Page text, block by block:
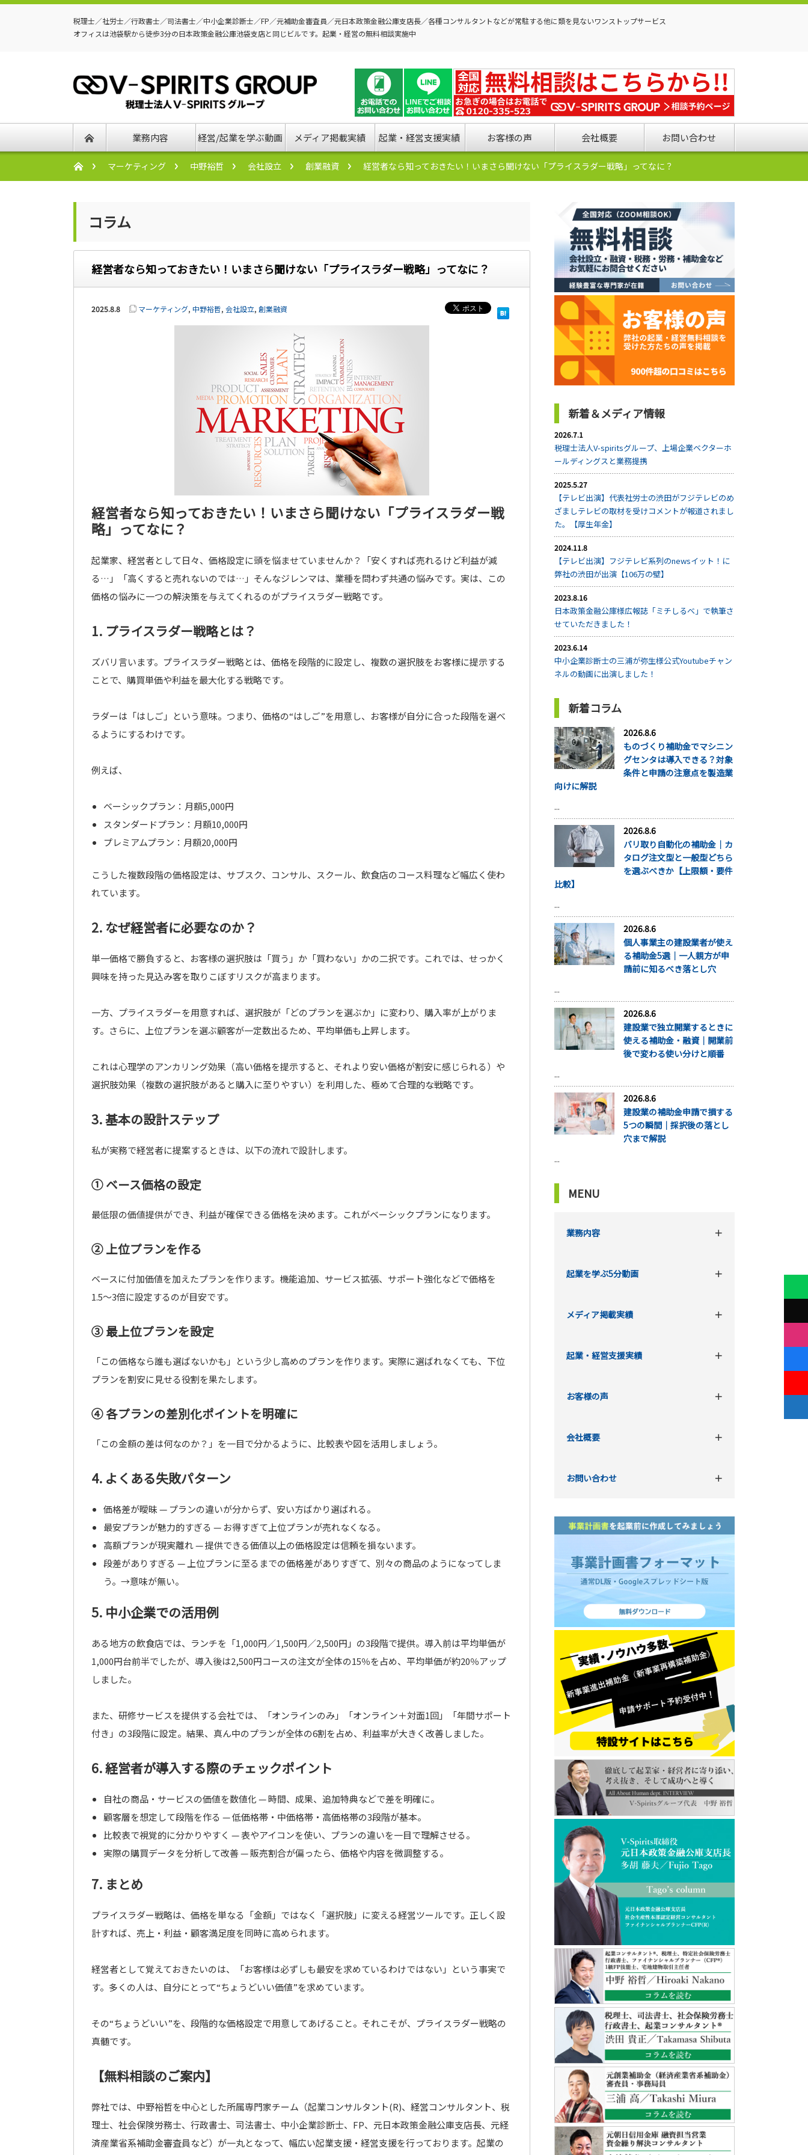
税理士／社労士／行政書士／司法書士／中小企業診断士／FP／元補助金審査員／元日本政策金融公庫支店長／各種コンサルタントなどが常駐する他に類を見ないワンストップサービス
オフィスは池袋駅から徒歩3分の日本政策金融公庫池袋支店と同じビルです。起業・経営の無料相談実施中
業務内容 経営/起業を学ぶ動画 メディア掲載実績 起業・経営支援実績 お客様の声 会社概要 お問い合わせ
マーケティング 中野裕哲 会社設立 創業融資 経営者なら知っておきたい！いまさら聞けない「プライスラダー戦略」ってなに？
コラム
経営者なら知っておきたい！いまさら聞けない「プライスラダー戦略」ってなに？
2025.8.8 マーケティング, 中野裕哲, 会社設立, 創業融資
経営者なら知っておきたい！いまさら聞けない「プライスラダー戦
略」ってなに？
起業家、経営者として日々、価格設定に頭を悩ませていませんか？「安くすれば売れるけど利益が減
る…」「高くすると売れないのでは…」そんなジレンマは、業種を問わず共通の悩みです。実は、この
価格の悩みに一つの解決策を与えてくれるのがプライスラダー戦略です。
1. プライスラダー戦略とは？
ズバリ言います。プライスラダー戦略とは、価格を段階的に設定し、複数の選択肢をお客様に提示する
ことで、購買単価や利益を最大化する戦略です。
ラダーは「はしご」という意味。つまり、価格の“はしご”を用意し、お客様が自分に合った段階を選べ
るようにするわけです。
例えば、
ベーシックプラン：月額5,000円
スタンダードプラン：月額10,000円
プレミアムプラン：月額20,000円
こうした複数段階の価格設定は、サブスク、コンサル、スクール、飲食店のコース料理など幅広く使わ
れています。
2. なぜ経営者に必要なのか？
単一価格で勝負すると、お客様の選択肢は「買う」か「買わない」かの二択です。これでは、せっかく
興味を持った見込み客を取りこぼすリスクが高まります。
一方、プライスラダーを用意すれば、選択肢が「どのプランを選ぶか」に変わり、購入率が上がりま
す。さらに、上位プランを選ぶ顧客が一定数出るため、平均単価も上昇します。
これは心理学のアンカリング効果（高い価格を提示すると、それより安い価格が割安に感じられる）や
選択肢効果（複数の選択肢があると購入に至りやすい）を利用した、極めて合理的な戦略です。
3. 基本の設計ステップ
私が実務で経営者に提案するときは、以下の流れで設計します。
① ベース価格の設定
最低限の価値提供ができ、利益が確保できる価格を決めます。これがベーシックプランになります。
② 上位プランを作る
ベースに付加価値を加えたプランを作ります。機能追加、サービス拡張、サポート強化などで価格を
1.5〜3倍に設定するのが目安です。
③ 最上位プランを設定
「この価格なら誰も選ばないかも」という少し高めのプランを作ります。実際に選ばれなくても、下位
プランを割安に見せる役割を果たします。
④ 各プランの差別化ポイントを明確に
「この金額の差は何なのか？」を一目で分かるように、比較表や図を活用しましょう。
4. よくある失敗パターン
価格差が曖昧 — プランの違いが分からず、安い方ばかり選ばれる。
最安プランが魅力的すぎる — お得すぎて上位プランが売れなくなる。
高額プランが現実離れ — 提供できる価値以上の価格設定は信頼を損ないます。
段差がありすぎる — 上位プランに至るまでの価格差がありすぎて、別々の商品のようになってしま
う。→意味が無い。
5. 中小企業での活用例
ある地方の飲食店では、ランチを「1,000円／1,500円／2,500円」の3段階で提供。導入前は平均単価が
1,000円台前半でしたが、導入後は2,500円コースの注文が全体の15％を占め、平均単価が約20％アップ
しました。
また、研修サービスを提供する会社では、「オンラインのみ」「オンライン＋対面1回」「年間サポート
付き」の3段階に設定。結果、真ん中のプランが全体の6割を占め、利益率が大きく改善しました。
6. 経営者が導入する際のチェックポイント
自社の商品・サービスの価値を数値化 — 時間、成果、追加特典などで差を明確に。
顧客層を想定して段階を作る — 低価格帯・中価格帯・高価格帯の3段階が基本。
比較表で視覚的に分かりやすく — 表やアイコンを使い、プランの違いを一目で理解させる。
実際の購買データを分析して改善 — 販売割合が偏ったら、価格や内容を微調整する。
7. まとめ
プライスラダー戦略は、価格を単なる「金額」ではなく「選択肢」に変える経営ツールです。正しく設
計すれば、売上・利益・顧客満足度を同時に高められます。
経営者として覚えておきたいのは、「お客様は必ずしも最安を求めているわけではない」という事実で
す。多くの人は、自分にとって“ちょうどいい価値”を求めています。
その“ちょうどいい”を、段階的な価格設定で用意してあげること。それこそが、プライスラダー戦略の
真髄です。
【無料相談のご案内】
弊社では、中野裕哲を中心とした所属専門家チーム（起業コンサルタント(R)、経営コンサルタント、税
理士、社会保険労務士、行政書士、司法書士、中小企業診断士、FP、元日本政策金融公庫支店長、元経
済産業省系補助金審査員など）が一丸となって、幅広い起業支援・経営支援を行っております。起業の
新着＆メディア情報
2026.7.1
税理士法人V-spiritsグループ、上場企業ベクターホ
ールディングスと業務提携
2025.5.27
【テレビ出演】代表社労士の渋田がフジテレビのめ
ざましテレビの取材を受けコメントが報道されまし
た。【厚生年金】
2024.11.8
【テレビ出演】フジテレビ系列のnewsイット！に
弊社の渋田が出演【106万の壁】
2023.8.16
日本政策金融公庫様広報誌「ミチしるべ」で執筆さ
せていただきました！
2023.6.14
中小企業診断士の三浦が弥生様公式Youtubeチャン
ネルの動画に出演しました！
新着コラム
2026.8.6
ものづくり補助金でマシニン
グセンタは導入できる？対象
条件と申請の注意点を製造業
向けに解説
...
2026.8.6
バリ取り自動化の補助金｜カ
タログ注文型と一般型どちら
を選ぶべきか【上限額・要件
比較】
...
2026.8.6
個人事業主の建設業者が使え
る補助金5選｜一人親方が申
請前に知るべき落とし穴
...
2026.8.6
建設業で独立開業するときに
使える補助金・融資｜開業前
後で変わる使い分けと順番
...
2026.8.6
建設業の補助金申請で損する
5つの瞬間｜採択後の落とし
穴まで解説
...
MENU
業務内容
起業を学ぶ5分動画
メディア掲載実績
起業・経営支援実績
お客様の声
会社概要
お問い合わせ